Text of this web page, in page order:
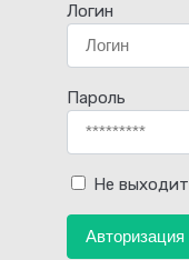
Логин
Пароль
Не
Авторизация